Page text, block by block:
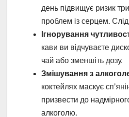
день підвищує ризик
проблем із серцем.
Ігнорування
кави ви відчуваєте
чай або зменшіть дозу.
Змішування з
коктейлях маскує
призвести до
алкоголю.